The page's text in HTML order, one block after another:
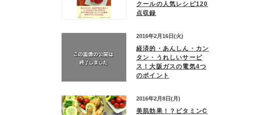
クールの人気レシピ120
点収録
2016年2月16日(火)
経済的・あんしん・カン
タン・うれしいサービ
ス！大阪ガスの電気4つ
のポイント
2016年2月8日(月)
美肌効果！？ビタミンC